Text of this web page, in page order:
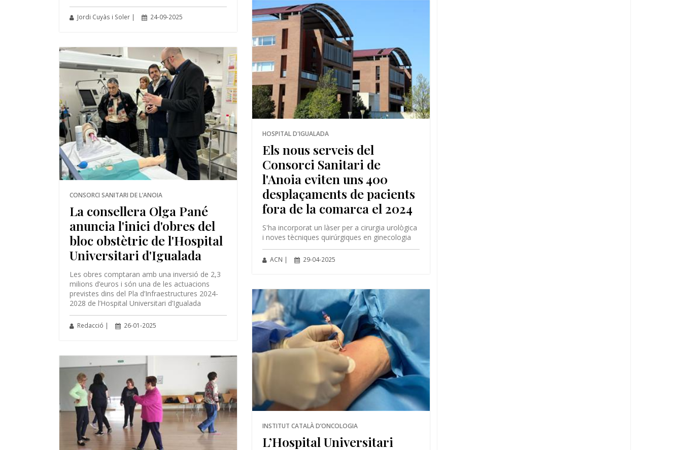
Jordi Cuyàs i Soler | 24-09-2025
HOSPITAL D'IGUALADA
Els nous serveis del
Consorci Sanitari de
l'Anoia eviten uns 400
desplaçaments de pacients
fora de la comarca el 2024
S'ha incorporat un làser per a cirurgia urològica
i noves tècniques quirúrgiques en ginecologia
ACN | 29-04-2025
CONSORCI SANITARI DE L’ANOIA
La consellera Olga Pané
anuncia l'inici d'obres del
bloc obstètric de l'Hospital
Universitari d'Igualada
Les obres comptaran amb una inversió de 2,3
milions d’euros i són una de les actuacions
previstes dins del Pla d’Infraestructures 2024-
2028 de l’Hospital Universitari d’Igualada
Redacció | 26-01-2025
INSTITUT CATALÀ D’ONCOLOGIA
L’Hospital Universitari